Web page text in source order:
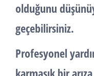
olduğunu
geçebilirsiniz.
Profesyonel
karmaşık bir